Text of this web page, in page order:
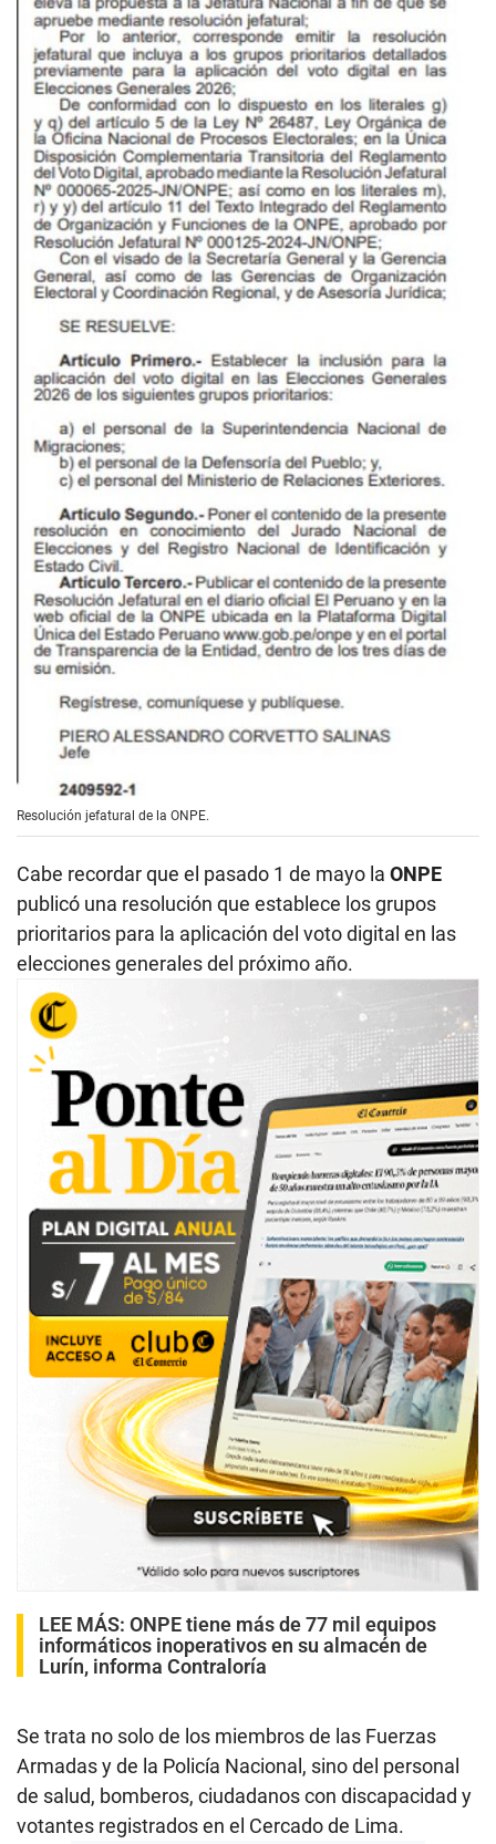
Resolución jefatural de la ONPE.
Cabe recordar que el pasado 1 de mayo la ONPE
publicó una resolución que establece los grupos
prioritarios para la aplicación del voto digital en las
elecciones generales del próximo año.
LEE MÁS: ONPE tiene más de 77 mil equipos
informáticos inoperativos en su almacén de
Lurín, informa Contraloría
Se trata no solo de los miembros de las Fuerzas
Armadas y de la Policía Nacional, sino del personal
de salud, bomberos, ciudadanos con discapacidad y
votantes registrados en el Cercado de Lima.